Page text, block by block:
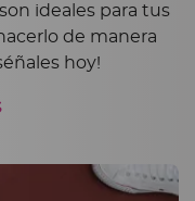
ideales para tus
de manera
hoy!